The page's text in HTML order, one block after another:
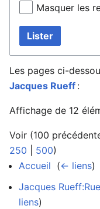
Masquer les
Lister
Les pages ci-
Jacques Rueff :
Affichage de 12
Voir (100
250
500)
Accueil (← liens)
Jacques
liens)